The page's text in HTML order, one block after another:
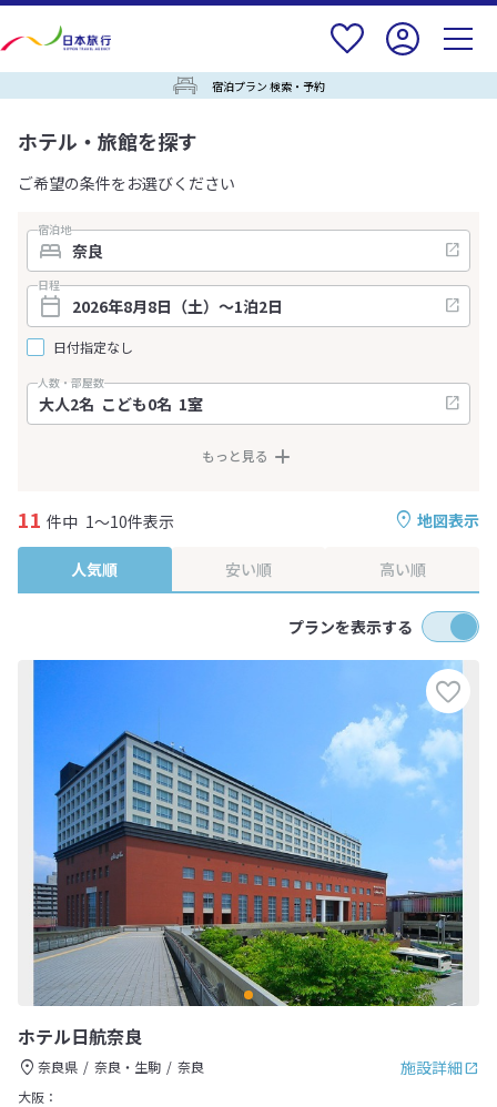
宿泊プラン 検索・予約
ホテル・旅館を探す
ご希望の条件をお選びください
宿泊地
日程
日付指定なし
人数・部屋数
もっと見る
地図表示
11 件中 1～10件表示
人気順 安い順 高い順
プランを表示する
ホテル日航奈良
施設詳細
奈良県 奈良・生駒
奈良
大阪：